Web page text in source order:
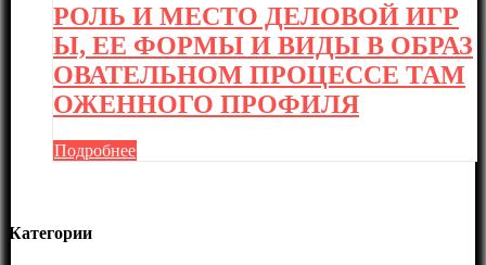
РОЛЬ И МЕСТО ДЕЛОВОЙ ИГР
Ы, ЕЕ ФОРМЫ И ВИДЫ В ОБРАЗ
ОВАТЕЛЬНОМ ПРОЦЕССЕ ТАМ
ОЖЕННОГО ПРОФИЛЯ
Подробнее
Категории